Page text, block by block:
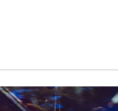
und dem